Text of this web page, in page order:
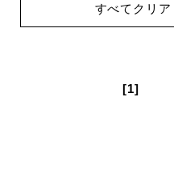
すべてクリア
[1]